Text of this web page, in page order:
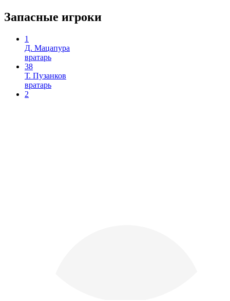
Запасные игроки
1
Д. Мацапура
вратарь
38
Т. Пузанков
вратарь
2